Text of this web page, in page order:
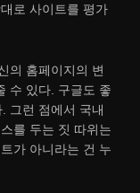
로 사이트를 평가
의 홈페이지의 변
수 있다. 구글도 좋
그런 점에서 국내
를 두는 짓 따위는
가 아니라는 건 누